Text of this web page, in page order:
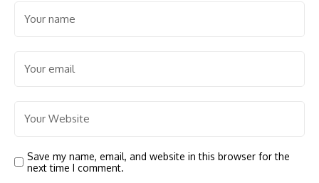
Save my name, email, and website in this browser for the
next time I comment.